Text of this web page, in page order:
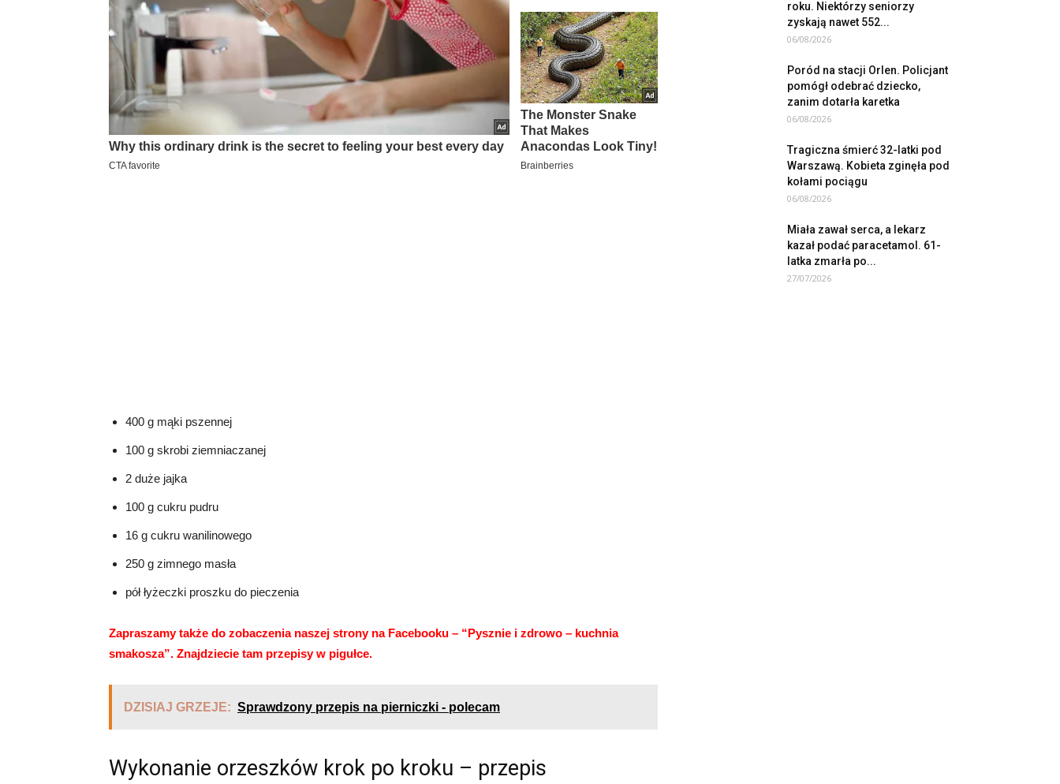
400 g mąki pszennej
100 g skrobi ziemniaczanej
2 duże jajka
100 g cukru pudru
16 g cukru wanilinowego
250 g zimnego masła
pół łyżeczki proszku do pieczenia
Zapraszamy także do zobaczenia naszej strony na Facebooku – “Pysznie i zdrowo – kuchnia
smakosza”. Znajdziecie tam przepisyw pigułce.
DZISIAJ GRZEJE: Sprawdzony przepis na pierniczki - polecam
Wykonanie orzeszków krok po kroku – przepis
roku. Niektórzy seniorzy
zyskają nawet 552...
06/08/2026
Poród na stacji Orlen. Policjant
pomógł odebrać dziecko,
zanim dotarła karetka
06/08/2026
Tragiczna śmierć 32-latki pod
Warszawą. Kobieta zginęła pod
kołami pociągu
06/08/2026
Miała zawał serca, a lekarz
kazał podać paracetamol. 61-
latka zmarła po...
27/07/2026